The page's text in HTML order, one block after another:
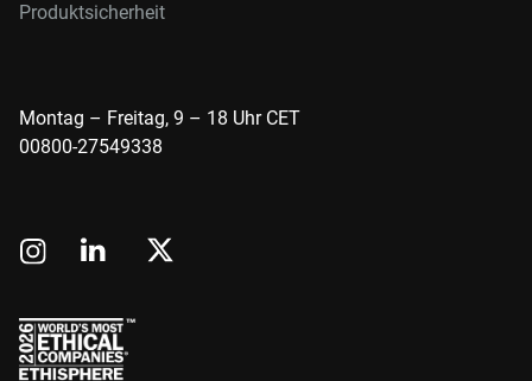
Produktsicherheit
Montag – Freitag, 9 – 18 Uhr CET
00800-27549338